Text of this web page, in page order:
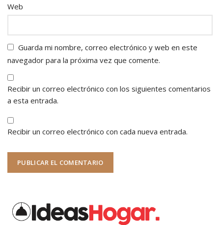
Web
Guarda mi nombre, correo electrónico y web en este
navegador para la próxima vez que comente.
Recibir un correo electrónico con los siguientes comentarios
a esta entrada.
Recibir un correo electrónico con cada nueva entrada.